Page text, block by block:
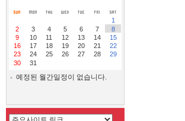
1
2
3 4 5 6 7
8
9
10 11 12 13 14
15
16
17 18 19 20 21
22
23
24 25 26 27 28
29
30
31
예정된 월간일정이 없습니다.